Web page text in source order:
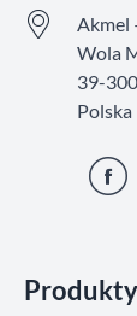
Produkty
Akmel
Wola
39-
Polska